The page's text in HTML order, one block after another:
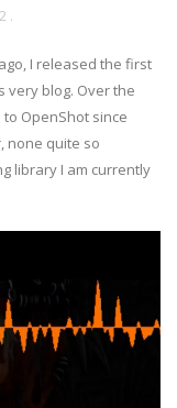
.
I released the first
very blog. Over the
OpenShot since
none quite so
library I am currently